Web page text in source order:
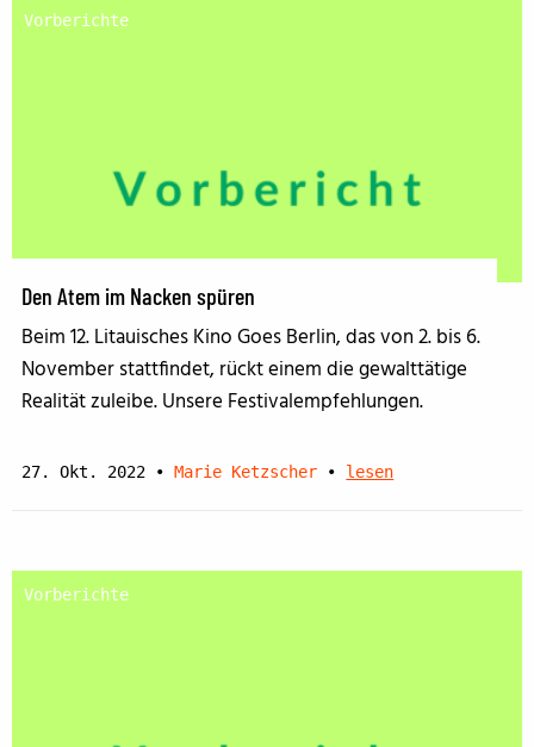
Vorberichte
Den Atem im Nacken spüren
Beim 12. Litauisches Kino Goes Berlin, das von 2. bis 6.
November stattfindet, rückt einem die gewalttätige
Realität zuleibe. Unsere Festivalempfehlungen.
27. Okt. 2022 • Marie Ketzscher • lesen
Vorberichte